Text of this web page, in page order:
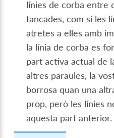
línies de corba entre
tancades, com si les
atretes a elles amb
la línia de corba es
part activa actual de
altres paraules, la
borrosa quan una
prop, però les línies
aquesta part anterior.